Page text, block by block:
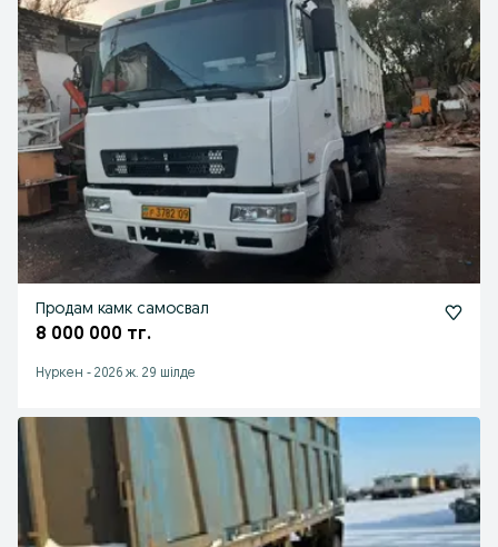
Продам камк самосвал
8 000 000 тг.
Нуркен - 2026 ж. 29 шілде